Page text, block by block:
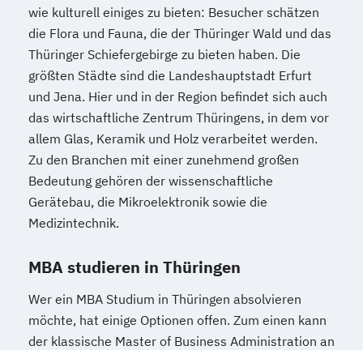
wie kulturell einiges zu bieten: Besucher schätzen
die Flora und Fauna, die der Thüringer Wald und das
Thüringer Schiefergebirge zu bieten haben. Die
größten Städte sind die Landeshauptstadt Erfurt
und Jena. Hier und in der Region befindet sich auch
das wirtschaftliche Zentrum Thüringens, in dem vor
allem Glas, Keramik und Holz verarbeitet werden.
Zu den Branchen mit einer zunehmend großen
Bedeutung gehören der wissenschaftliche
Gerätebau, die Mikroelektronik sowie die
Medizintechnik.
MBA studieren in Thüringen
Wer ein MBA Studium in Thüringen absolvieren
möchte, hat einige Optionen offen. Zum einen kann
der klassische Master of Business Administration an